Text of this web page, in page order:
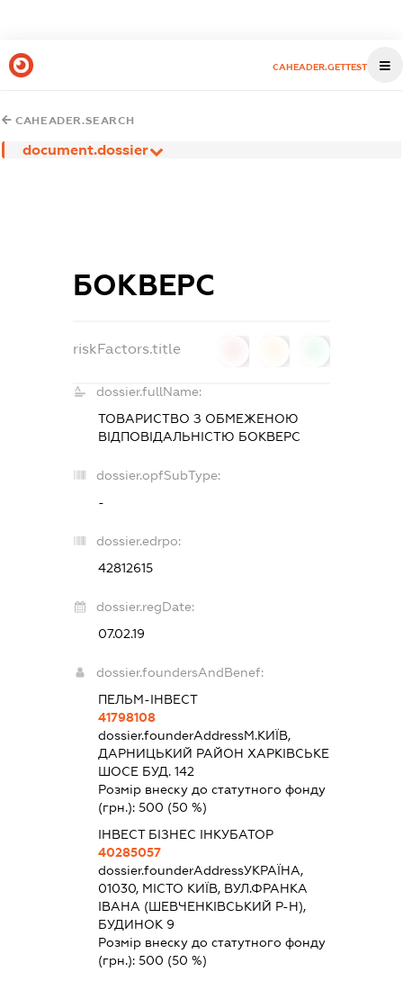
CAHEADER.GETTEST
CAHEADER.SEARCH
document.dossier
БОКВЕРС
riskFactors.title
dossier.fullName:
ТОВАРИСТВО З ОБМЕЖЕНОЮ
ВІДПОВІДАЛЬНІСТЮ БОКВЕРС
dossier.opfSubType:
-
dossier.edrpo:
42812615
dossier.regDate:
07.02.19
dossier.foundersAndBenef:
ПЕЛЬМ-ІНВЕСТ
41798108
dossier.founderAddressМ.КИЇВ,
ДАРНИЦЬКИЙ РАЙОН ХАРКІВСЬКЕ
ШОСЕ БУД. 142
Розмір внеску до статутного фонду
(грн.):500 (50 %)
ІНВЕСТ БІЗНЕС ІНКУБАТОР
40285057
dossier.founderAddressУКРАЇНА,
01030, МІСТО КИЇВ, ВУЛ.ФРАНКА
ІВАНА (ШЕВЧЕНКІВСЬКИЙ Р-Н),
БУДИНОК 9
Розмір внеску до статутного фонду
(грн.):500 (50 %)